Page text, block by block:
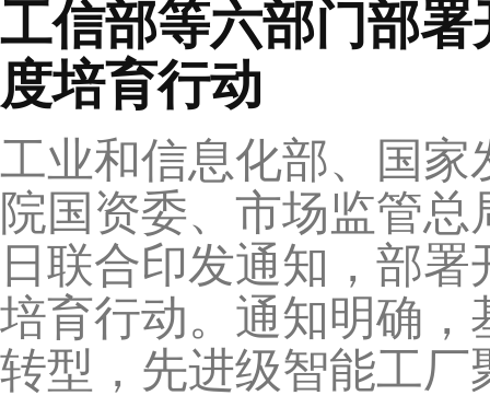
工信部等六部门部署
度培育行动
工业和信息化部、国
院国资委、市场监管
日联合印发通知，部
培育行动。通知明确
转型，先进级智能工厂